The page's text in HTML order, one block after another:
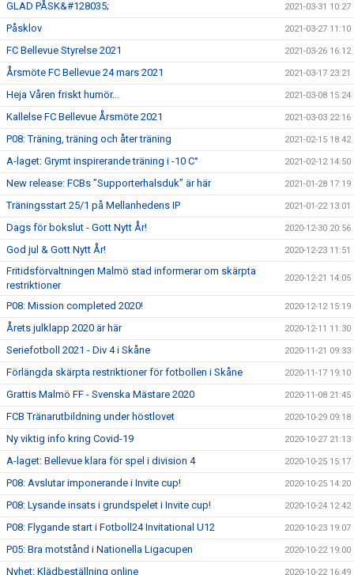
GLAD PÅSK&#128035; 2021-03-31 10:27
Påsklov 2021-03-27 11:10
FC Bellevue Styrelse 2021 2021-03-26 16:12
Årsmöte FC Bellevue 24 mars 2021 2021-03-17 23:21
Heja Våren friskt humör... 2021-03-08 15:24
Kallelse FC Bellevue Årsmöte 2021 2021-03-03 22:16
P08: Träning, träning och åter träning 2021-02-15 18:42
A-laget: Grymt inspirerande träning i -10 C° 2021-02-12 14:50
New release: FCBs ”Supporterhalsduk” är här 2021-01-28 17:19
Träningsstart 25/1 på Mellanhedens IP 2021-01-22 13:01
Dags för bokslut - Gott Nytt År! 2020-12-30 20:56
God jul & Gott Nytt År! 2020-12-23 11:51
Fritidsförvaltningen Malmö stad informerar om skärpta
restriktioner
2020-12-21 14:05
P08: Mission completed 2020! 2020-12-12 15:19
Årets julklapp 2020 är här 2020-12-11 11:30
Seriefotboll 2021 - Div 4 i Skåne 2020-11-21 09:33
Förlängda skärpta restriktioner för fotbollen i Skåne 2020-11-17 19:10
Grattis Malmö FF - Svenska Mästare 2020 2020-11-08 21:45
FCB Tränarutbildning under höstlovet 2020-10-29 09:18
Ny viktig info kring Covid-19 2020-10-27 21:13
A-laget: Bellevue klara för spel i division 4 2020-10-25 15:17
P08: Avslutar imponerande i Invite cup! 2020-10-25 14:20
P08: Lysande insats i grundspelet i Invite cup! 2020-10-24 12:42
P08: Flygande start i Fotboll24 Invitational U12 2020-10-23 19:07
P05: Bra motstånd i Nationella Ligacupen 2020-10-22 19:00
Nyhet: Klädbeställning online 2020-10-22 16:49